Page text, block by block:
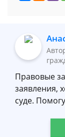
Правовые
заявления,
суде.